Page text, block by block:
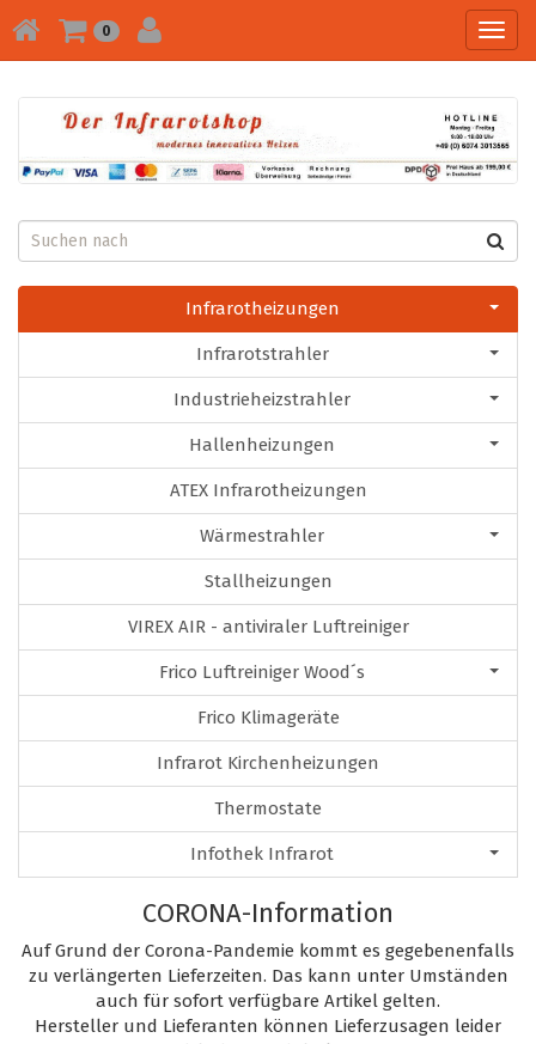
0
Infrarotheizungen
Infrarotstrahler
Industrieheizstrahler
Hallenheizungen
ATEX Infrarotheizungen
Wärmestrahler
Stallheizungen
VIREX AIR - antiviraler Luftreiniger
Frico Luftreiniger Wood´s
Frico Klimageräte
Infrarot Kirchenheizungen
Thermostate
Infothek Infrarot
CORONA-Information
Auf Grund der Corona-Pandemie kommt es gegebenenfalls
zu verlängerten Lieferzeiten. Das kann unter Umständen
auch für sofort verfügbare Artikel gelten.
Hersteller und Lieferanten können Lieferzusagen leider